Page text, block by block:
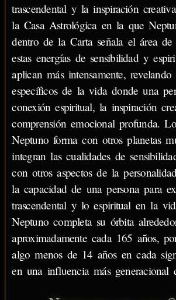
trascendental y la inspiración
la Casa Astrológica en la que
dentro de la Carta señala el área
estas energías de sensibilidad y
aplican más intensamente,
específicos de la vida donde una
conexión espiritual, la inspiración
comprensión emocional profunda.
Neptuno forma con otros planetas
integran las cualidades de
con otros aspectos de la
la capacidad de una persona para
trascendental y lo espiritual en la
Neptuno completa su órbita
aproximadamente cada 165 años,
algo menos de 14 años en cada
en una influencia más generacional